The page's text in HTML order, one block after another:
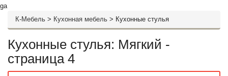
ga
К-Мебель > Кухонная мебель > Кухонные стулья
Кухонные стулья: Мягкий -
страница 4